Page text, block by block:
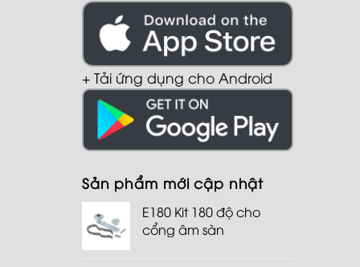
+ Tải ứng dụng cho Android
Sản phẩm mới cập nhật
E180 Kit 180 độ cho
cổng âm sàn